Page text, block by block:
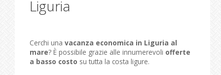
Liguria
Cerchi una vacanza economica in Liguria al
mare? È possibile grazie alle innumerevoli offerte
a basso costo su tutta la costa ligure.